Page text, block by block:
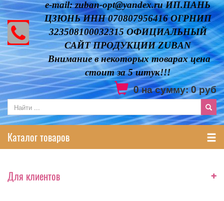
e-mail: zuban-opt@yandex.ru ИП.ПАНЬ
ЦЗЮНЬ ИНН 070807956416 ОГРНИП
323508100032315 ОФИЦИАЛЬНЫЙ
САЙТ ПРОДУКЦИИ ZUBAN
Внимание в некоторых товарах цена
стоит за 5 штук!!!
0на сумму:0руб
Каталог товаров
Для клиентов +